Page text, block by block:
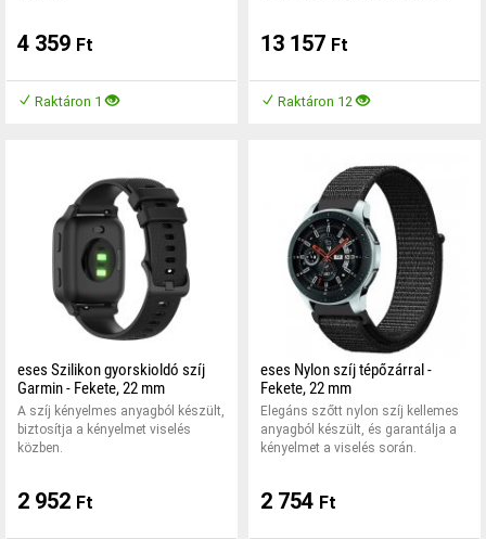
4 359 Ft
Raktáron 1
13 157 Ft
Raktáron 12
eses Szilikon gyorskioldó szíj
Garmin - Fekete, 22 mm
A szíj kényelmes anyagból készült,
biztosítja a kényelmet viselés
közben.
2 952 Ft
eses Nylon szíj tépőzárral -
Fekete, 22 mm
Elegáns szőtt nylon szíj kellemes
anyagból készült, és garantálja a
kényelmet a viselés során.
2 754 Ft